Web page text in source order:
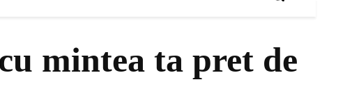
mintea ta pret de